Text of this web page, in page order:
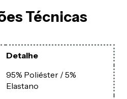
Técnicas
Detalhe
95% Poliéster / 5%
Elastano